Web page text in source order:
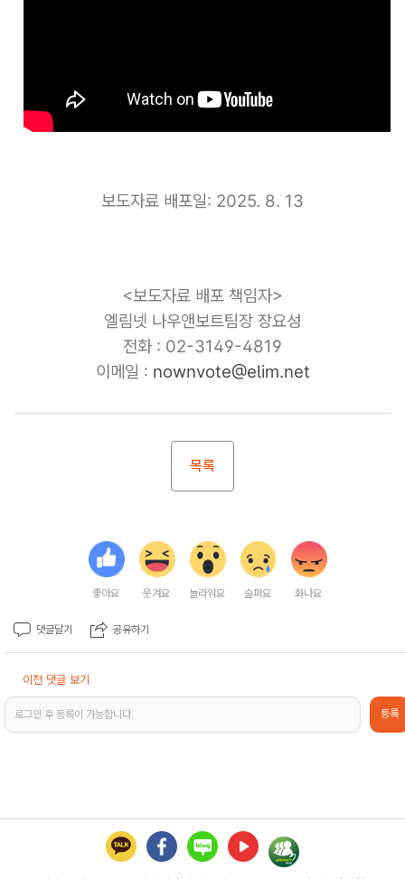
보도자료 배포일: 2025. 8. 13
<보도자료 배포 책임자>
엘림넷 나우앤보트팀장 장요성
전화 : 02-3149-4819
이메일 : nownvote@elim.net
목록
좋아요 웃겨요 놀라워요 슬퍼요 화나요
댓글달기 공유하기
이전 댓글 보기
로그인 후 등록이 가능합니다. 등록